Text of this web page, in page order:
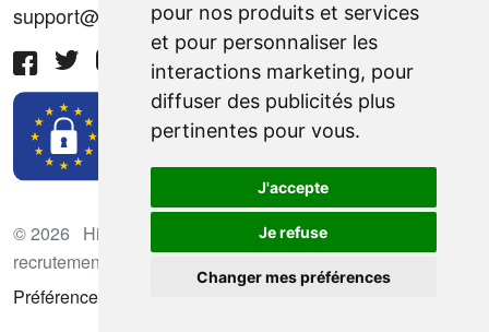
pour nos produits et services
et pour personnaliser les
interactions marketing, pour
diffuser des publicités plus
pertinentes pour vous.
J'accepte
Je refuse
Changer mes préférences
support@hiringnotes.com
© 2026 Hiring Notes. Plateforme international de
recrutement
Préférences des cookies